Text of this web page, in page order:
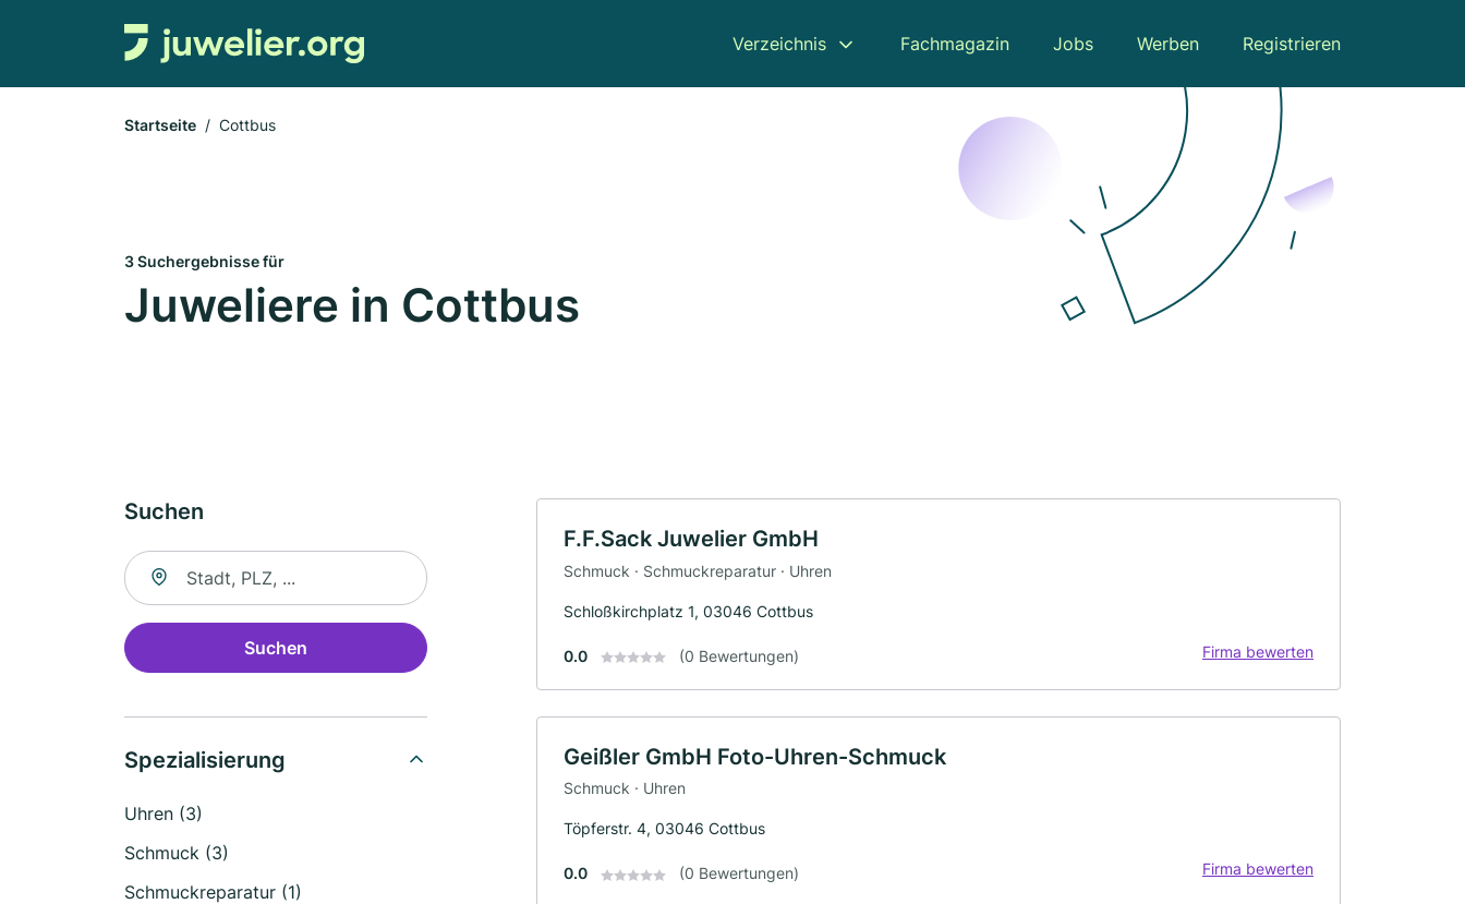
Verzeichnis Fachmagazin Jobs Werben Registrieren
Startseite Cottbus
3 Suchergebnisse für
Juweliere in Cottbus
Suchen
Suche nach Ort
Suchen
Spezialisierung
Uhren (3)
Schmuck (3)
Schmuckreparatur (1)
F.F.Sack Juwelier GmbH
Schmuck · Schmuckreparatur · Uhren
Schloßkirchplatz 1, 03046 Cottbus
0.0 (0 Bewertungen) Firma bewerten
Geißler GmbH Foto-Uhren-Schmuck
Schmuck · Uhren
Töpferstr. 4, 03046 Cottbus
0.0 (0 Bewertungen) Firma bewerten